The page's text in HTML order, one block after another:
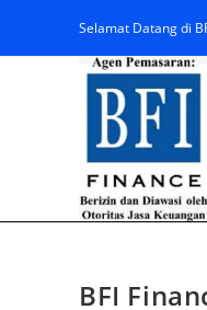
Selamat Datang di
BFI